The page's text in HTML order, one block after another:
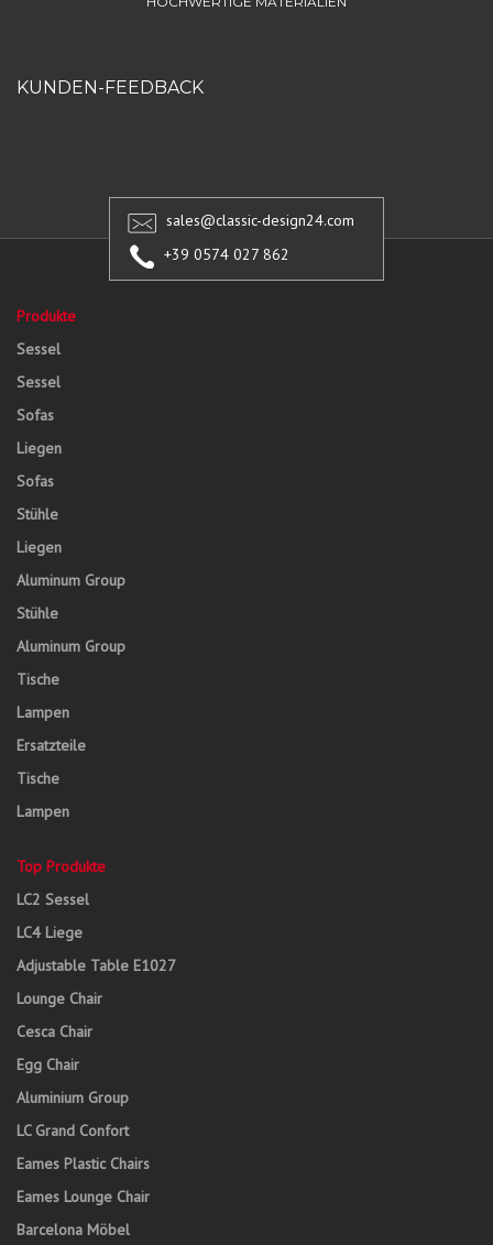
KUNDEN-FEEDBACK
sales@classic-design24.com
+39 0574 027 862
Produkte
Sessel
Sessel
Sofas
Liegen
Sofas
Stühle
Liegen
Aluminum Group
Stühle
Aluminum Group
Tische
Lampen
Ersatzteile
Tische
Lampen
Top Produkte
LC2 Sessel
LC4 Liege
Adjustable Table E1027
Lounge Chair
Cesca Chair
Egg Chair
Aluminium Group
LC Grand Confort
Eames Plastic Chairs
Eames Lounge Chair
Barcelona Möbel